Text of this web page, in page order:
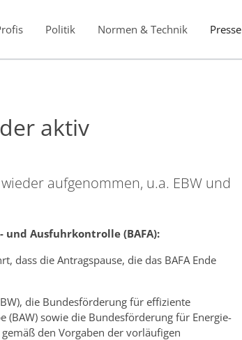
Politik Normen & Technik Presse
aktiv
aufgenommen, u.a. EBW und
Ausfuhrkontrolle (BAFA):
dass die Antragspause, die das BAFA Ende
die Bundesförderung für effiziente
(BAW) sowie die Bundesförderung für Energie-
den Vorgaben der vorläufigen